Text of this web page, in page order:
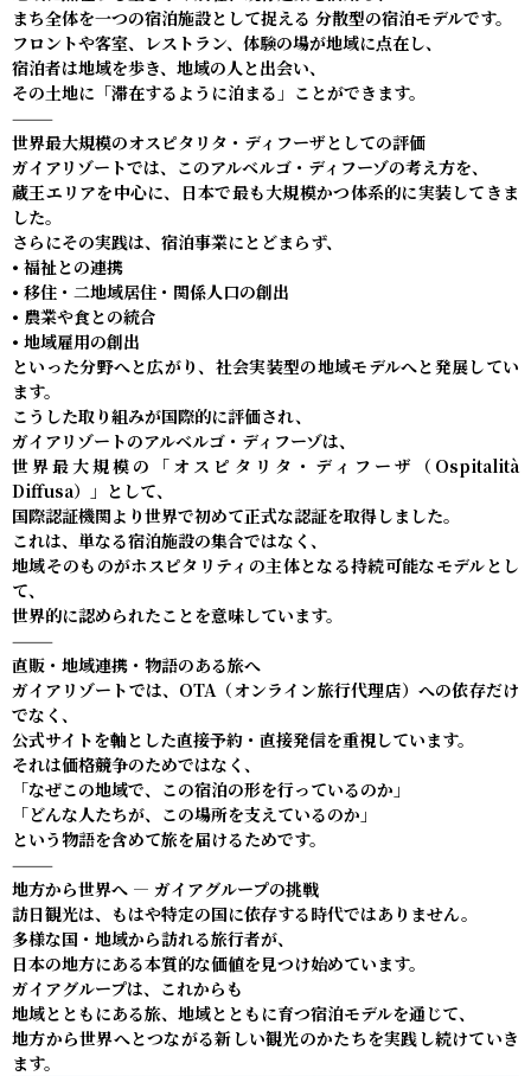
まち全体を一つの宿泊施設として捉える 分散型の宿泊モデルです。
フロントや客室、レストラン、体験の場が地域に点在し、
宿泊者は地域を歩き、地域の人と出会い、
その土地に「滞在するように泊まる」ことができます。
⸻
世界最大規模のオスピタリタ・ディフーザとしての評価
ガイアリゾートでは、このアルベルゴ・ディフーゾの考え方を、
蔵王エリアを中心に、日本で最も大規模かつ体系的に実装してきま
した。
さらにその実践は、宿泊事業にとどまらず、
• 福祉との連携
• 移住・二地域居住・関係人口の創出
• 農業や食との統合
• 地域雇用の創出
といった分野へと広がり、社会実装型の地域モデルへと発展してい
ます。
こうした取り組みが国際的に評価され、
ガイアリゾートのアルベルゴ・ディフーゾは、
世界最大規模の「オスピタリタ・ディフーザ（Ospitalità
Diffusa）」として、
国際認証機関より世界で初めて正式な認証を取得しました。
これは、単なる宿泊施設の集合ではなく、
地域そのものがホスピタリティの主体となる持続可能なモデルとし
て、
世界的に認められたことを意味しています。
⸻
直販・地域連携・物語のある旅へ
ガイアリゾートでは、OTA（オンライン旅行代理店）への依存だけ
でなく、
公式サイトを軸とした直接予約・直接発信を重視しています。
それは価格競争のためではなく、
「なぜこの地域で、この宿泊の形を行っているのか」
「どんな人たちが、この場所を支えているのか」
という物語を含めて旅を届けるためです。
⸻
地方から世界へ ― ガイアグループの挑戦
訪日観光は、もはや特定の国に依存する時代ではありません。
多様な国・地域から訪れる旅行者が、
日本の地方にある本質的な価値を見つけ始めています。
ガイアグループは、これからも
地域とともにある旅、地域とともに育つ宿泊モデルを通じて、
地方から世界へとつながる新しい観光のかたちを実践し続けていき
ます。